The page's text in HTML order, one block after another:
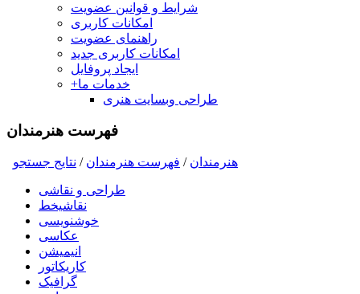
شرایط و قوانین عضویت
امکانات کاربری
راهنمای عضویت
امکانات کاربری جدید
ایجاد پروفایل
+خدمات ما
طراحی وبسایت هنری
فهرست هنرمندان
هنرمندان / فهرست هنرمندان / نتايج جستجو
طراحی و نقاشی
نقاشیخط
خوشنویسی
عکاسی
انیمیشن
کاریکاتور
گرافیک